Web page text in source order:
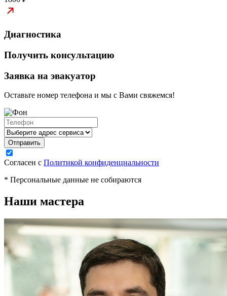
Диагностика
Получить консультацию
Заявка на эвакуатор
Оставьте номер телефона и мы с Вами свяжемся!
Согласен с Политикой конфиденциальности
* Персональные данные не собираются
Наши мастера